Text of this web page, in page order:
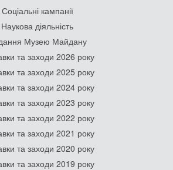
Соціальні кампанії
Наукова діяльність
Музею Майдану
та заходи 2026 року
та заходи 2025 року
та заходи 2024 року
та заходи 2023 року
та заходи 2022 року
та заходи 2021 року
та заходи 2020 року
та заходи 2019 року